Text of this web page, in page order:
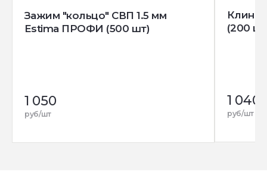
Зажим "кольцо" СВП 1.5 мм
Estima ПРОФИ (500 шт)
1 050
руб/шт
Клин
(200
1 040
руб/шт